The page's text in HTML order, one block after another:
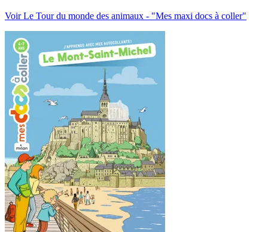
Voir Le Tour du monde des animaux - "Mes maxi docs à coller"